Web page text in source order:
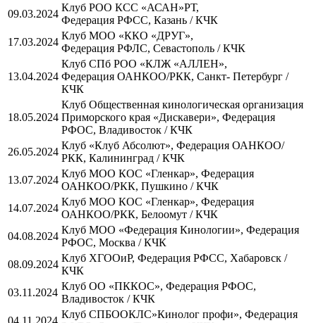
09.03.2024
Клуб РОО КСС «АСАН»РТ,
Федерация РФСС, Казань / КЧК
17.03.2024
Клуб МОО «ККО «ДРУГ»,
Федерация РФЛС, Севастополь / КЧК
13.04.2024
Клуб СПб РОО «КЛЖ «АЛЛЕН»,
Федерация ОАНКОО/РКК, Санкт- Петербург /
КЧК
18.05.2024
Клуб Общественная кинологическая организация
Приморского края «Дискавери», Федерация
РФОС, Владивосток / КЧК
26.05.2024
Клуб «Клуб Абсолют», Федерация ОАНКОО/
РКК, Калининград / КЧК
13.07.2024
Клуб МОО КОС «Гленкар», Федерация
ОАНКОО/РКК, Пушкино / КЧК
14.07.2024
Клуб МОО КОС «Гленкар», Федерация
ОАНКОО/РКК, Белоомут / КЧК
04.08.2024
Клуб МОО «Федерация Кинологии», Федерация
РФОС, Москва / КЧК
08.09.2024
Клуб ХГООиР, Федерация РФСС, Хабаровск /
КЧК
03.11.2024
Клуб ОО «ПККОС», Федерация РФОС,
Владивосток / КЧК
04.11.2024
Клуб СПБООКЛС»Кинолог профи», Федерация